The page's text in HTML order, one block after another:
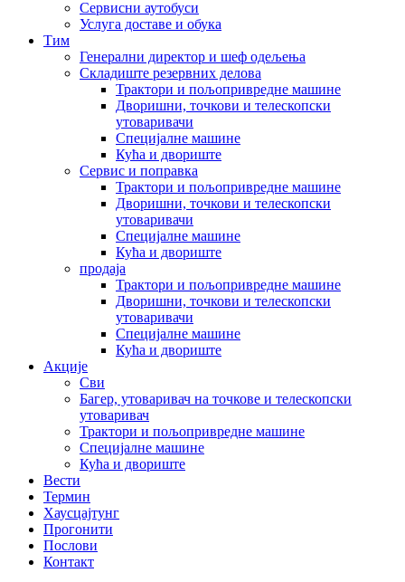
Сервисни аутобуси
Услуга доставе и обука
Тим
Генерални директор и шеф одељења
Складиште резервних делова
Трактори и пољопривредне машине
Дворишни, точкови и телескопски
утоваривачи
Специјалне машине
Кућа и двориште
Сервис и поправка
Трактори и пољопривредне машине
Дворишни, точкови и телескопски
утоваривачи
Специјалне машине
Кућа и двориште
продаја
Трактори и пољопривредне машине
Дворишни, точкови и телескопски
утоваривачи
Специјалне машине
Кућа и двориште
Акције
Сви
Багер, утоваривач на точкове и телескопски
утоваривач
Трактори и пољопривредне машине
Специјалне машине
Кућа и двориште
Вести
Термин
Хаусцајтунг
Прогонити
Послови
Контакт